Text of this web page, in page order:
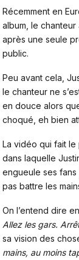
Récemment en
album, le
après une seule
public.
Peu avant cela,
le chanteur ne
en douce alors
choqué, eh bien
La vidéo qui fait le
dans laquelle
engueule ses
pas battre les
On l’entend dire
Allez les gars.
sa vision des
mains, au moins